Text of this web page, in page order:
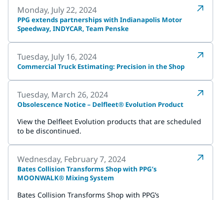
Monday, July 22, 2024
PPG extends partnerships with Indianapolis Motor
Speedway, INDYCAR, Team Penske
Tuesday, July 16, 2024
Commercial Truck Estimating: Precision in the Shop
Tuesday, March 26, 2024
Obsolescence Notice – Delfleet® Evolution Product
View the Delfleet Evolution products that are scheduled
to be discontinued.
Wednesday, February 7, 2024
Bates Collision Transforms Shop with PPG’s
MOONWALK® Mixing System
Bates Collision Transforms Shop with PPG’s